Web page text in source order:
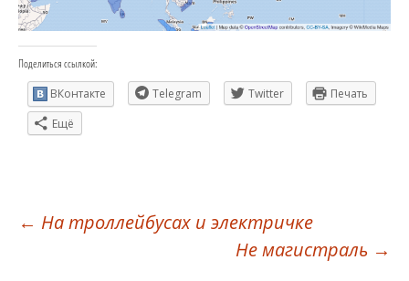
Поделиться ссылкой:
ВКонтакте
Telegram Twitter
Печать
Ещё
Навигация
← На троллейбусах и электричке
Не магистраль →